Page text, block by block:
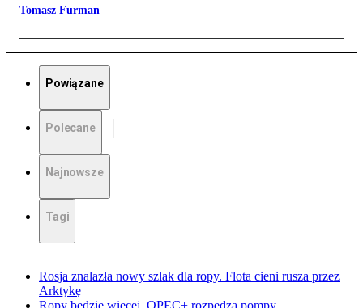
Tomasz Furman
Powiązane
Polecane
Najnowsze
Tagi
Rosja znalazła nowy szlak dla ropy. Flota cieni rusza przez
Arktykę
Ropy będzie więcej. OPEC+ rozpędza pompy